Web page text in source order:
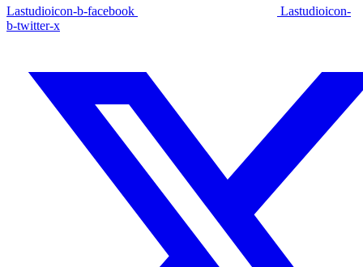
Lastudioicon-b-facebook
Lastudioicon-
b-twitter-x